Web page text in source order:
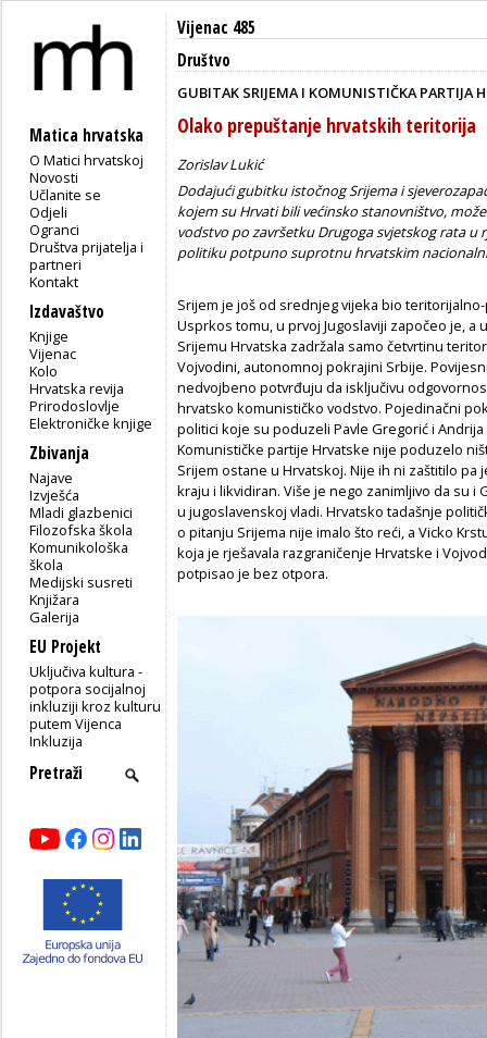
Matica hrvatska
O Matici hrvatskoj
Novosti
Učlanite se
Odjeli
Ogranci
Društva prijatelja i
partneri
Kontakt
Izdavaštvo
Knjige
Vijenac
Kolo
Hrvatska revija
Prirodoslovlje
Elektroničke knjige
Zbivanja
Najave
Izvješća
Mladi glazbenici
Filozofska škola
Komunikološka
škola
Medijski susreti
Knjižara
Galerija
EU Projekt
Uključiva kultura -
potpora socijalnoj
inkluziji kroz kulturu
putem Vijenca
Inkluzija
Vijenac 485
Društvo
GUBITAK SRIJEMA I KOMUNISTIČKA PARTIJA
Olako prepuštanje hrvatskih teritorija
Zorislav Lukić
Dodajući gubitku istočnog Srijema i
kojem su Hrvati bili većinsko stanovništvo,
vodstvo po završetku Drugoga svjetskog rata
politiku potpuno suprotnu hrvatskim
Srijem je još od srednjeg vijeka bio
Usprkos tomu, u prvoj Jugoslaviji započeo je,
Srijemu Hrvatska zadržala samo četvrtinu
Vojvodini, autonomnoj pokrajini Srbije.
nedvojbeno potvrđuju da isključivu
hrvatsko komunističko vodstvo. Pojedinačni
politici koje su poduzeli Pavle Gregorić i
Komunističke partije Hrvatske nije poduzelo
Srijem ostane u Hrvatskoj. Nije ih ni zaštitilo pa
kraju i likvidiran. Više je nego zanimljivo da su i
u jugoslavenskoj vladi. Hrvatsko tadašnje
o pitanju Srijema nije imalo što reći, a Vicko
koja je rješavala razgraničenje Hrvatske i
potpisao je bez otpora.